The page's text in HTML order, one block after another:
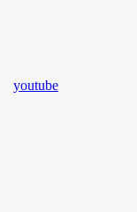
youtube